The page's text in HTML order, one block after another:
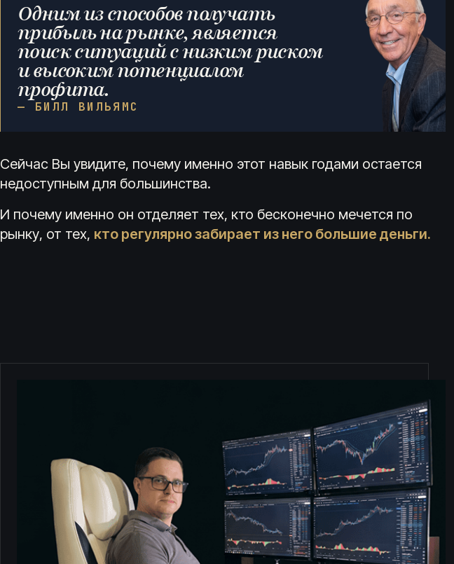
Одним из способов получать
прибыль на рынке, является
поиск ситуаций с низким риском
и высоким потенциалом
профита.
— БИЛЛ ВИЛЬЯМС
Сейчас Вы увидите, почему именно этот навык годами остается
недоступным для большинства.
И почему именно он отделяет тех, кто бесконечно мечется по
рынку, от тех, кто регулярно забирает из него большие деньги.